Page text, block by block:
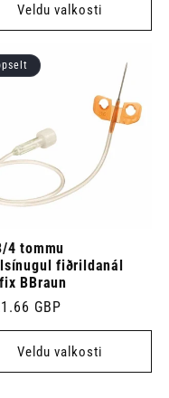
Veldu valkosti
4 tommu
fiðrildanál
BBraun
GBP
Veldu valkosti